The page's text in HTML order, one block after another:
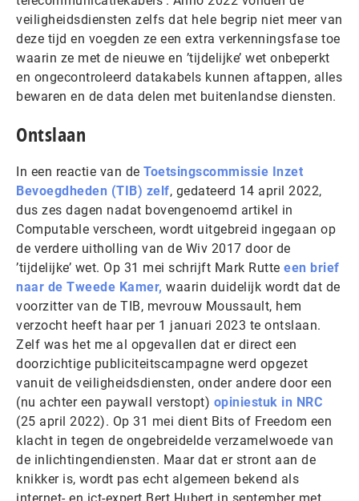
veiligheidsdiensten zelfs dat hele begrip niet meer van
deze tijd en voegden ze een extra verkenningsfase toe
waarin ze met de nieuwe en ’tijdelijke’ wet onbeperkt
en ongecontroleerd datakabels kunnen aftappen, alles
bewaren en de data delen met buitenlandse diensten.
Ontslaan
In een reactie van de Toetsingscommissie Inzet
Bevoegdheden (TIB) zelf, gedateerd 14 april 2022,
dus zes dagen nadat bovengenoemd artikel in
Computable verscheen, wordt uitgebreid ingegaan op
de verdere uitholling van de Wiv 2017 door de
’tijdelijke’ wet. Op 31 mei schrijft Mark Rutte een brief
naar de Tweede Kamer, waarin duidelijk wordt dat de
voorzitter van de TIB, mevrouw Moussault, hem
verzocht heeft haar per 1 januari 2023 te ontslaan.
Zelf was het me al opgevallen dat er direct een
doorzichtige publiciteitscampagne werd opgezet
vanuit de veiligheidsdiensten, onder andere door een
(nu achter een paywall verstopt) opiniestuk in NRC
(25 april 2022). Op 31 mei dient Bits of Freedom een
klacht in tegen de ongebreidelde verzamelwoede van
de inlichtingendiensten. Maar dat er stront aan de
knikker is, wordt pas echt algemeen bekend als